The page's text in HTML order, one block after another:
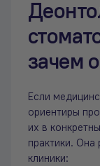
зачем
Если
ориентиры
их в
практики. Она
клиники: